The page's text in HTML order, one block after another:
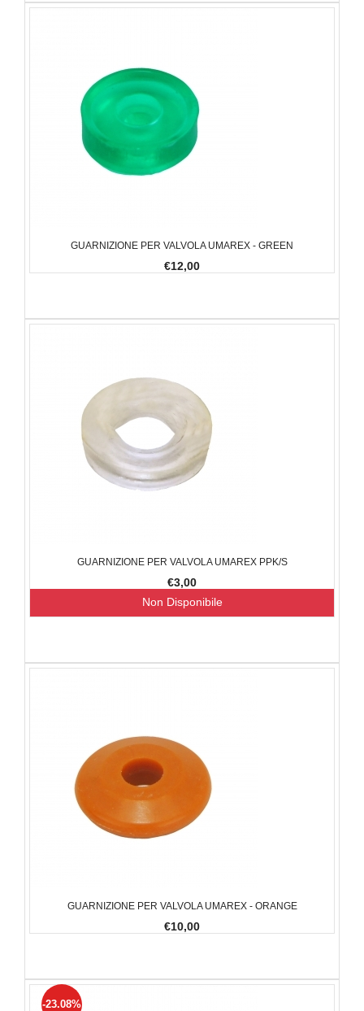
GUARNIZIONE PER VALVOLA UMAREX - GREEN
€12,00
GUARNIZIONE PER VALVOLA UMAREX PPK/S
€3,00
Non Disponibile
GUARNIZIONE PER VALVOLA UMAREX - ORANGE
€10,00
-23.08%